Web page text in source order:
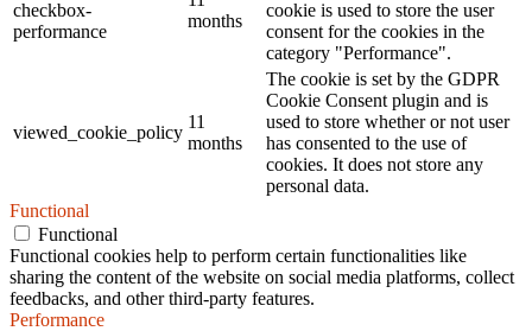
checkbox-
performance
months
cookie is used to store the user
consent for the cookies in the
category "Performance".
viewed_cookie_policy
11
months
The cookie is set by the GDPR
Cookie Consent plugin and is
used to store whether or not user
has consented to the use of
cookies. It does not store any
personal data.
Functional
Functional
Functional cookies help to perform certain functionalities like
sharing the content of the website on social media platforms, collect
feedbacks, and other third-party features.
Performance